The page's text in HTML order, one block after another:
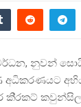
නුවන්
කි‍්‍රකට්